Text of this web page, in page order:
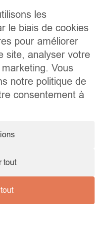
louer
RC professionnelle et
– police n° 730.390.160
Mentions légales
les
le biais de cookies
pour améliorer
site, analyser votre
Vous
notre politique de
consentement à
tout